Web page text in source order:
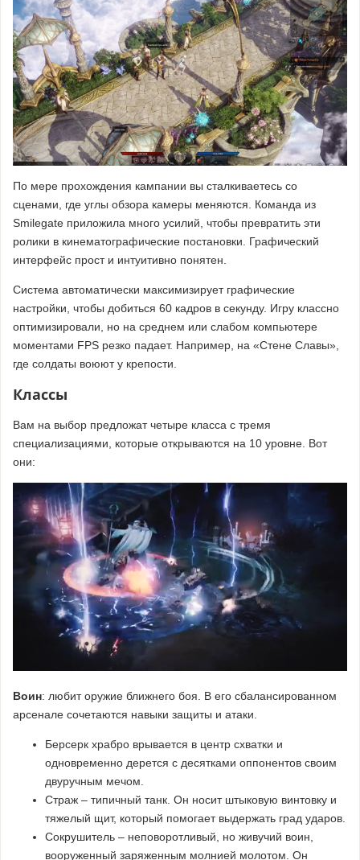
По мере прохождения кампании вы сталкиваетесь со
сценами, где углы обзора камеры меняются. Команда из
Smilegate приложила много усилий, чтобы превратить эти
ролики в кинематографические постановки. Графический
интерфейс прост и интуитивно понятен.
Система автоматически максимизирует графические
настройки, чтобы добиться 60 кадров в секунду. Игру классно
оптимизировали, но на среднем или слабом компьютере
моментами FPS резко падает. Например, на «Стене Славы»,
где солдаты воюют у крепости.
Классы
Вам на выбор предложат четыре класса с тремя
специализациями, которые открываются на 10 уровне. Вот
они:
Воин: любит оружие ближнего боя. В его сбалансированном
арсенале сочетаются навыки защиты и атаки.
Берсерк храбро врывается в центр схватки и
одновременно дерется с десятками оппонентов своим
двуручным мечом.
Страж – типичный танк. Он носит штыковую винтовку и
тяжелый щит, который помогает выдержать град ударов.
Сокрушитель – неповоротливый, но живучий воин,
вооруженный заряженным молнией молотом. Он